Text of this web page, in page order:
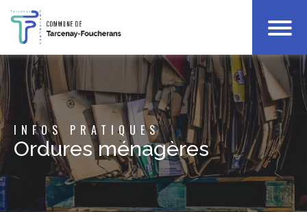
Votre Mairie
Infos Pratiques
Enfance
Culture & Loisirs
INFOS PRATIQUES
Ordures ménagères